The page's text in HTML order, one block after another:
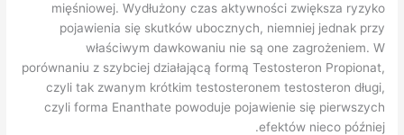
mięśniowej. Wydłużony czas aktywności zwiększa ryzyko
pojawienia się skutków ubocznych, niemniej jednak przy
właściwym dawkowaniu nie są one zagrożeniem. W
porównaniu z szybciej działającą formą Testosteron Propionat,
czyli tak zwanym krótkim testosteronem testosteron długi,
czyli forma Enanthate powoduje pojawienie się pierwszych
efektów nieco później.